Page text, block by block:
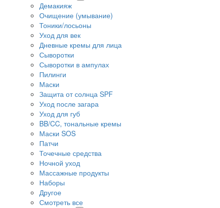
Демакияж
Очищение (умывание)
Тоники/лосьоны
Уход для век
Дневные кремы для лица
Сыворотки
Сыворотки в ампулах
Пилинги
Маски
Защита от солнца SPF
Уход после загара
Уход для губ
BB/CC, тональные кремы
Маски SOS
Патчи
Точечные средства
Ночной уход
Массажные продукты
Наборы
Другое
Смотреть все